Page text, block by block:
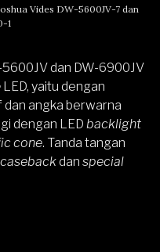
Vides DW-5600JV-7 dan
1
5600JV dan DW-6900JV
LED, yaitu dengan
angka berwarna
dengan LED backlight
cone. Tanda tangan
dan special